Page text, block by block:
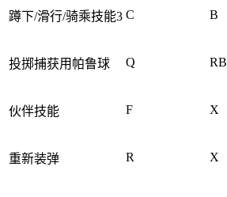
蹲下/滑行/骑乘技能3 C B
投掷捕获用帕鲁球 Q RB
伙伴技能 F X
重新装弹 R X